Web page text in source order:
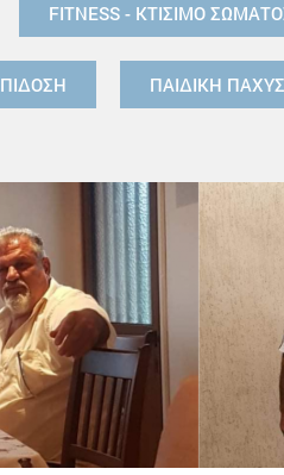
FITNESS - ΚΤΙΣΙΜΟ
ΠΑΙΔΙΚΗ